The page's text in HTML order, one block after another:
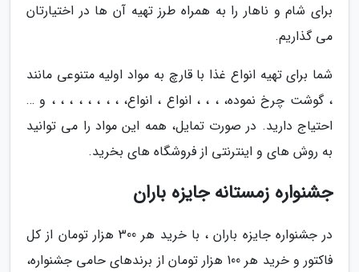
برای شام و ناهار را به همراه طرز تهیه آن ها در اختیارتان
می گذاریم.
شما برای تهیه انواع غذا با قارچ به مواد اولیه متنوعی مانند
، گوشت چرخ نموده، ، ، ، انواع ، انواع، ، ، ، ، ، ، ، ، و …
احتیاج دارید. در صورت تمایل، همه این مواد را می توانید
به روش های و اینترنتی از فروشگاه های بخرید.
جشنواره زمستانه جایزه باران
در جشنواره جایزه باران ، با خرید هر 300 هزار تومان از کل
فاکتور و خرید هر 100 هزار تومان از برندهای حامی جشنواره،